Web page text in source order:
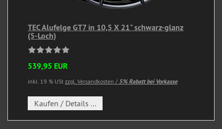
TEC Alufelge GT7 in 10,5 X 21" schwarz-glanz
(5-Loch)
539,95 EUR
inkl. 19 % USt zzgl. Versandkosten / 5% Rabatt bei Vorkasse
Kaufen / Details ...